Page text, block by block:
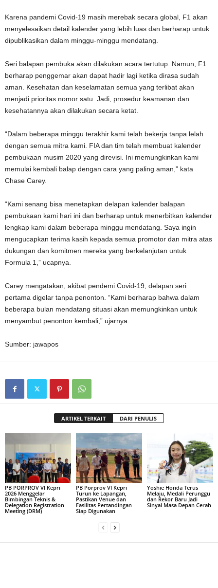
Karena pandemi Covid-19 masih merebak secara global, F1 akan
menyelesaikan detail kalender yang lebih luas dan berharap untuk
dipublikasikan dalam minggu-minggu mendatang.
Seri balapan pembuka akan dilakukan acara tertutup. Namun, F1
berharap penggemar akan dapat hadir lagi ketika dirasa sudah
aman. Kesehatan dan keselamatan semua yang terlibat akan
menjadi prioritas nomor satu. Jadi, prosedur keamanan dan
kesehatannya akan dilakukan secara ketat.
“Dalam beberapa minggu terakhir kami telah bekerja tanpa lelah
dengan semua mitra kami. FIA dan tim telah membuat kalender
pembukaan musim 2020 yang direvisi. Ini memungkinkan kami
memulai kembali balap dengan cara yang paling aman,” kata
Chase Carey.
“Kami senang bisa menetapkan delapan kalender balapan
pembukaan kami hari ini dan berharap untuk menerbitkan kalender
lengkap kami dalam beberapa minggu mendatang. Saya ingin
mengucapkan terima kasih kepada semua promotor dan mitra atas
dukungan dan komitmen mereka yang berkelanjutan untuk
Formula 1,” ucapnya.
Carey mengatakan, akibat pendemi Covid-19, delapan seri
pertama digelar tanpa penonton. “Kami berharap bahwa dalam
beberapa bulan mendatang situasi akan memungkinkan untuk
menyambut penonton kembali,” ujarnya.
Sumber: jawapos
ARTIKEL TERKAIT DARI PENULIS
PB PORPROV VI Kepri
2026 Menggelar
Bimbingan Teknis &
Delegation Registration
Meeting (DRM)
PB Porprov VI Kepri
Turun ke Lapangan,
Pastikan Venue dan
Fasilitas Pertandingan
Siap Digunakan
Yoshie Honda Terus
Melaju, Medali Perunggu
dan Rekor Baru Jadi
Sinyal Masa Depan Cerah